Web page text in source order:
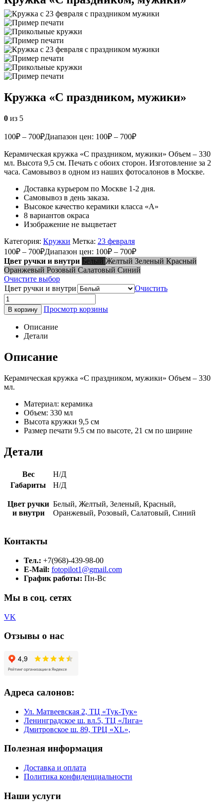
Кружка «С праздником, мужики»
0 из 5
100₽ – 700₽Диапазон цен: 100₽ – 700₽
Керамическая кружка «С праздником, мужики» Объем – 330
мл. Высота 9,5 см. Печать с обоих сторон. Изготовление за 2
часа. Самовывоз в одном из наших фотосалонов в Москве.
Доставка курьером по Москве 1-2 дня.
Самовывоз в день заказа.
Высокое качество керамики класса «А»
8 вариантов окраса
Изображение не выцветает
Категория: Кружки Метка: 23 февраля
100₽ – 700₽Диапазон цен: 100₽ – 700₽
Цвет ручки и внутри Белый Желтый Зеленый Красный
Оранжевый Розовый Салатовый Синий
Очистите выбор
Цвет ручки и внутри
Очистить
В корзину Просмотр корзины
Описание
Детали
Описание
Керамическая кружка «С праздником, мужики» Объем – 330
мл.
Материал: керамика
Объем: 330 мл
Высота кружки 9,5 см
Размер печати 9.5 см по высоте, 21 см по ширине
Детали
Вес
Н/Д
Габариты
Н/Д
Цвет ручки
и внутри
Белый, Желтый, Зеленый, Красный,
Оранжевый, Розовый, Салатовый, Синий
Контакты
Тел.: +7(968)-439-98-00
E-Mail: fotopilot1@gmail.com
График работы: Пн-Вс
Мы в соц. сетях
VK
Отзывы о нас
Адреса салонов:
Ул. Матвеевская 2, ТЦ «Тук-Тук»
Ленинградское ш. вл.5, ТЦ «Лига»
Дмитровское ш. 89, ТРЦ «XL»,
Полезная информация
Доставка и оплата
Политика конфиденциальности
Наши услуги